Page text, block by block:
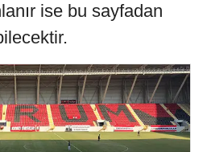
ise bu sayfadan